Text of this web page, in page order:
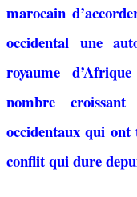
marocain
occidental une
royaume
nombre
occidentaux qui ont
conflit qui dure